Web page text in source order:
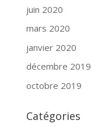
juin 2020
mars 2020
janvier 2020
décembre 2019
octobre 2019
Catégories